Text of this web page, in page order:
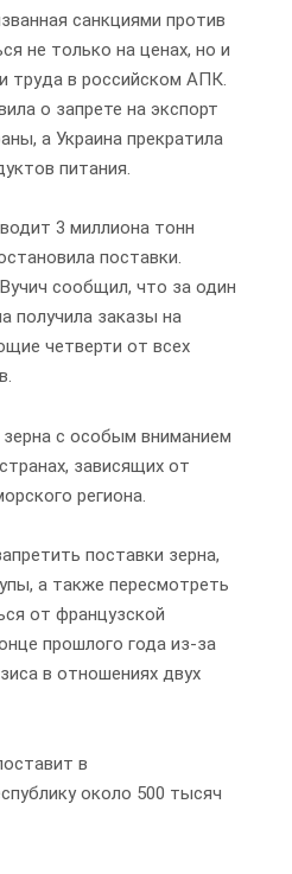
санкциями против
не только на ценах, но и
труда в российском АПК.
о запрете на экспорт
а Украина прекратила
питания.
3 миллиона тонн
поставки.
сообщил, что за один
получила заказы на
четверти от всех
с особым вниманием
зависящих от
региона.
поставки зерна,
а также пересмотреть
от французской
прошлого года из-за
в отношениях двух
в
около 500 тысяч